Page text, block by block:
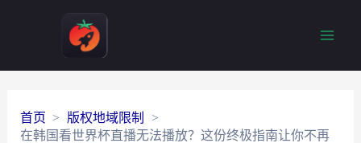
首页
版权地域限制
在韩国看世界杯直播无法播放？这份终极指南让你不再